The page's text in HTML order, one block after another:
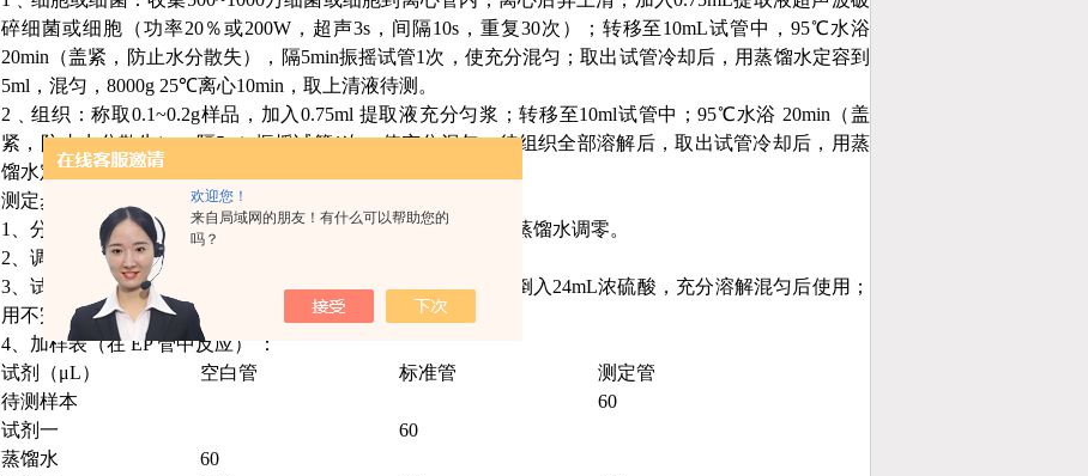
欢迎您！
来自局域网的朋友！有什么可以帮助您的
吗？
碎细菌或细胞（功率20％或200W，超声3s，间隔10s，重复30次）；转移至10mL试管中，95℃水浴
20min（盖紧，防止水分散失），隔5min振摇试管1次，使充分混匀；取出试管冷却后，用蒸馏水定容到
5ml，混匀，8000g 25℃离心10min，取上清液待测。
2﹑组织：称取0.1~0.2g样品，加入0.75ml 提取液充分匀浆；转移至10ml试管中；95℃水浴 20min（盖
紧，防止水分散失），隔5min振摇试管1次，使充分混匀；待组织全部溶解后，取出试管冷却后，用蒸
馏水定容到5ml，混匀，8000g 25℃离心10min，取上清液待测。
测定步骤
1、分光光度计或酶标仪预热30min以上，调节波长至620nm，蒸馏水调零。
2、调节水浴锅至95℃。
3、试剂二工作液的配制：在试剂二中倒入6mL蒸馏水，缓慢倒入24mL浓硫酸，充分溶解混匀后使用；
用不完的试剂4℃保存一周；
4、加样表（在 EP 管中反应） ：
试剂（μL）
空白管 标准管
测定管
待测样本
60
试剂一
60
蒸馏水
60